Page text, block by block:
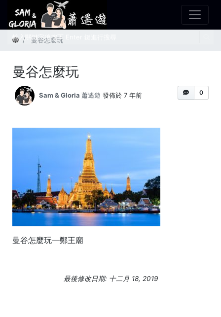
首頁 曼谷怎麼玩
曼谷怎麼玩
0
Sam & Gloria 蕭遙遊 發佈於 7 年前
曼谷怎麼玩─鄭王廟
最後修改日期: 十二月 18, 2019